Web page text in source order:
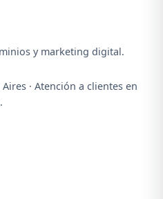
y marketing digital.
· Atención a clientes en